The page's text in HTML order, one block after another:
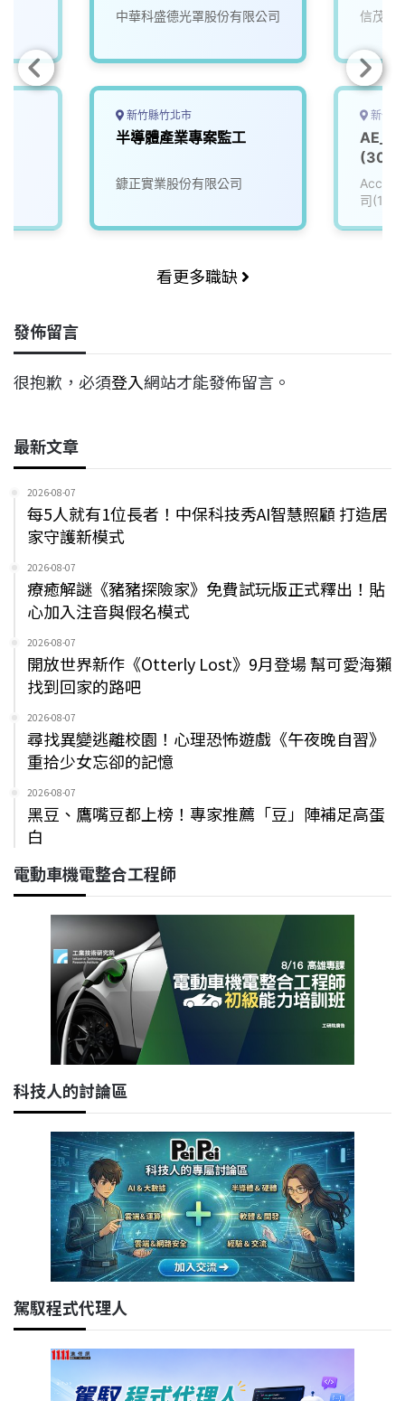
中華科盛德光罩股份有限公司
新竹縣竹北市
半導體產業專案監工
鏮正實業股份有限公司
信茂科
新竹
AE_
司
看更多職缺
發佈留言
很抱歉，必須登入網站才能發佈留言。
最新文章
2026-08-07
每5人就有1位長者！中保科技秀AI智慧照顧 打造居
家守護新模式
2026-08-07
療癒解謎《豬豬探險家》免費試玩版正式釋出！貼
心加入注音與假名模式
2026-08-07
開放世界新作《Otterly Lost》9月登場 幫可愛海獺
找到回家的路吧
2026-08-07
尋找異變逃離校園！心理恐怖遊戲《午夜晚自習》
重拾少女忘卻的記憶
2026-08-07
黑豆、鷹嘴豆都上榜！專家推薦「豆」陣補足高蛋
白
電動車機電整合工程師
科技人的討論區
駕馭程式代理人